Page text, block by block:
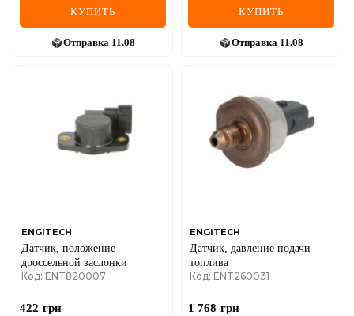
КУПИТЬ
Отправка 11.08
КУПИТЬ
Отправка 11.08
ENGITECH
Датчик, положение
дроссельной заслонки
Код: ENT820007
422 грн
ENGITECH
Датчик, давление подачи
топлива
Код: ENT260031
1 768 грн